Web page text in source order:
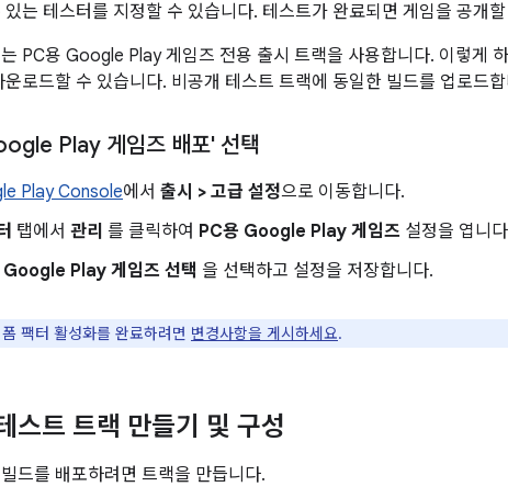
있는 테스터를 지정할 수 있습니다. 테스트가 완료되면 게임을 공개
PC용 Google Play 게임즈 전용 출시 트랙을 사용합니다. 이렇게
운로드할 수 있습니다. 비공개 테스트 트랙에 동일한 빌드를 업로드
Play 게임즈 배포' 선택
Play Console에서 출시 > 고급 설정으로 이동합니다.
탭에서 관리 를 클릭하여 PC용 Google Play 게임즈 설정을 엽니
Google Play 게임즈 선택 을 선택하고 설정을 저장합니다.
팩터 활성화를 완료하려면 변경사항을 게시하세요.
스트 트랙 만들기 및 구성
드를 배포하려면 트랙을 만듭니다.